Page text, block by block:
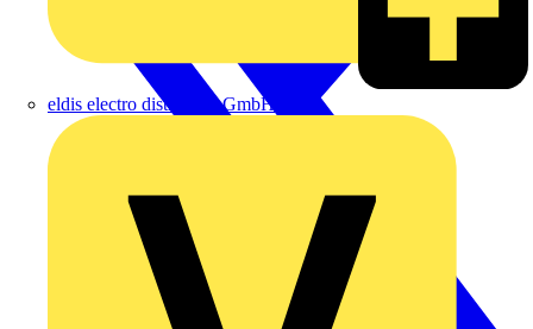
eldis electro distributor GmbH